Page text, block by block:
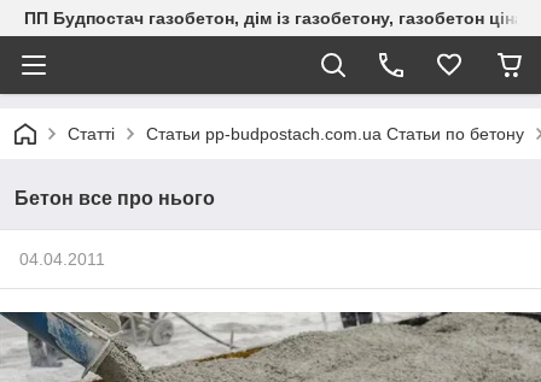
ПП Будпостач газобетон, дім із газобетону, газобетон
Статті Статьи pp-budpostach.com.ua Статьи по бетону
Бетон все про нього
04.04.2011